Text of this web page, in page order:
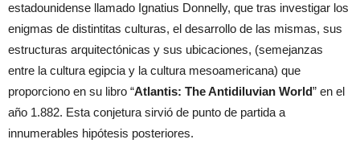
estadounidense llamado Ignatius Donnelly, que tras investigar los
enigmas de distintitas culturas, el desarrollo de las mismas, sus
estructuras arquitectónicas y sus ubicaciones, (semejanzas
entre la cultura egipcia y la cultura mesoamericana) que
proporciono en su libro “Atlantis: The Antidiluvian World” en el
año 1.882. Esta conjetura sirvió de punto de partida a
innumerables hipótesis posteriores.